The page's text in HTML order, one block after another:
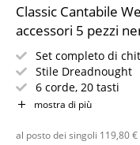
Classic Cantabile
accessori 5 pezzi
Set completo di
Stile Dreadnought
6 corde, 20 tasti
Incl. custodia,
Colore: nero
mostra di più
al posto dei singoli 119,80€